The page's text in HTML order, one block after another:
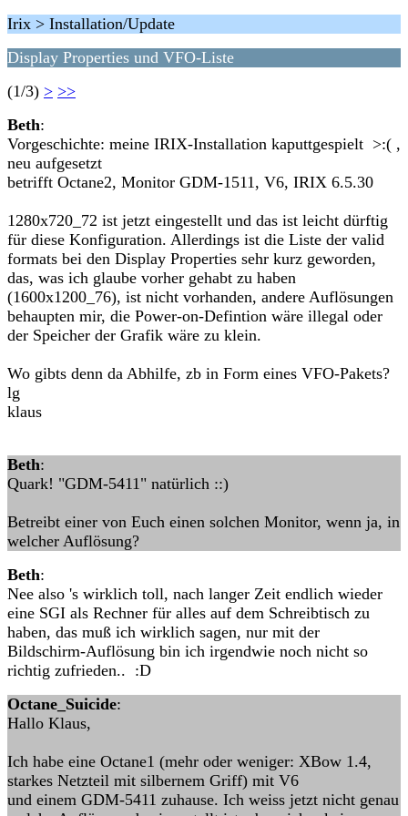
Irix > Installation/Update
Display Properties und VFO-Liste
(1/3) > >>
Beth:
Vorgeschichte: meine IRIX-Installation kaputtgespielt >:( ,
neu aufgesetzt
betrifft Octane2, Monitor GDM-1511, V6, IRIX 6.5.30
1280x720_72 ist jetzt eingestellt und das ist leicht dürftig
für diese Konfiguration. Allerdings ist die Liste der valid
formats bei den Display Properties sehr kurz geworden,
das, was ich glaube vorher gehabt zu haben
(1600x1200_76), ist nicht vorhanden, andere Auflösungen
behaupten mir, die Power-on-Defintion wäre illegal oder
der Speicher der Grafik wäre zu klein.
Wo gibts denn da Abhilfe, zb in Form eines VFO-Pakets?
lg
klaus
Beth:
Quark! "GDM-5411" natürlich ::)
Betreibt einer von Euch einen solchen Monitor, wenn ja, in
welcher Auflösung?
Beth:
Nee also 's wirklich toll, nach langer Zeit endlich wieder
eine SGI als Rechner für alles auf dem Schreibtisch zu
haben, das muß ich wirklich sagen, nur mit der
Bildschirm-Auflösung bin ich irgendwie noch nicht so
richtig zufrieden.. :D
Octane_Suicide:
Hallo Klaus,
Ich habe eine Octane1 (mehr oder weniger: XBow 1.4,
starkes Netzteil mit silbernem Griff) mit V6
und einem GDM-5411 zuhause. Ich weiss jetzt nicht genau